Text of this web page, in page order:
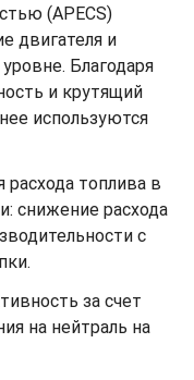
(APECS)
двигателя и
Благодаря
и крутящий
используются
топлива в
снижение расхода
с
за счет
на нейтраль на